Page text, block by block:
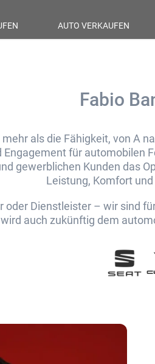
AUTO VERKAUFEN
Fabio
als die Fähigkeit, von A
für automobilen
gewerblichen Kunden das
Leistung, Komfort
oder Dienstleister – wir sind
auch zukünftig dem